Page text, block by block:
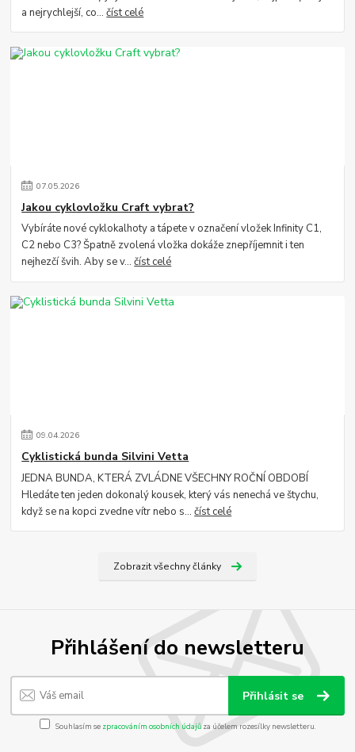
a nejrychlejší, co...číst celé
07.05.2026
Jakou cyklovložku Craft vybrat?
Vybíráte nové cyklokalhoty a tápete v označení vložek Infinity C1,
C2 nebo C3? Špatně zvolená vložka dokáže znepříjemnit i ten
nejhezčí švih. Aby se v...číst celé
09.04.2026
Cyklistická bunda Silvini Vetta
JEDNA BUNDA, KTERÁ ZVLÁDNE VŠECHNY ROČNÍ OBDOBÍ
Hledáte ten jeden dokonalý kousek, který vás nenechá ve štychu,
když se na kopci zvedne vítr nebo s...číst celé
Zobrazit všechny články
Přihlášení do newsletteru
Přihlásit se
Souhlasím se zpracováním osobních údajůza účelem rozesílky newsletteru.